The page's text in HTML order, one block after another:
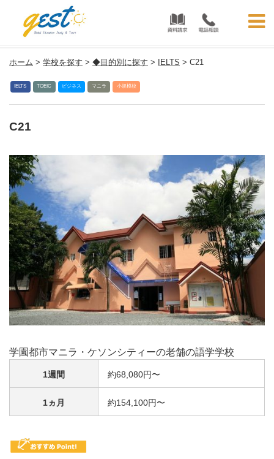
マニラ留学 | フィリピン留学GEST
ホーム > 学校を探す > ◆目的別に探す > IELTS > C21
IELTS TOEIC ビジネス マニラ 小規模校
C21
学園都市マニラ・ケソンシティーの老舗の語学学校
1週間 約68,080円〜
1ヵ月 約154,100円〜